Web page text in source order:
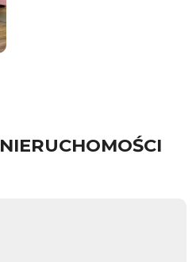
NIERUCHOMOŚCI